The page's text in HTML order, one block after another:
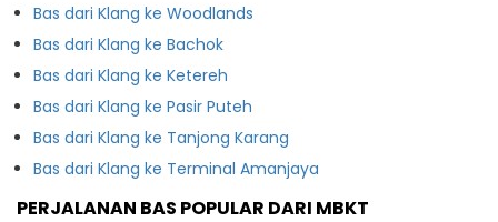
Bas dari Klang ke Woodlands
Bas dari Klang ke Bachok
Bas dari Klang ke Ketereh
Bas dari Klang ke Pasir Puteh
Bas dari Klang ke Tanjong Karang
Bas dari Klang ke Terminal Amanjaya
PERJALANAN BAS POPULAR DARI MBKT